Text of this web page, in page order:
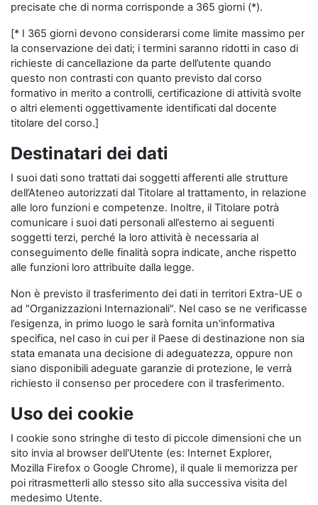
precisate che di norma corrisponde a 365 giorni (*).
[* I 365 giorni devono considerarsi come limite massimo per
la conservazione dei dati; i termini saranno ridotti in caso di
richieste di cancellazione da parte dell’utente quando
questo non contrasti con quanto previsto dal corso
formativo in merito a controlli, certificazione di attività svolte
o altri elementi oggettivamente identificati dal docente
titolare del corso.]
Destinatari dei dati
I suoi dati sono trattati dai soggetti afferenti alle strutture
dell’Ateneo autorizzati dal Titolare al trattamento, in relazione
alle loro funzioni e competenze. Inoltre, il Titolare potrà
comunicare i suoi dati personali all’esterno ai seguenti
soggetti terzi, perché la loro attività è necessaria al
conseguimento delle finalità sopra indicate, anche rispetto
alle funzioni loro attribuite dalla legge.
Non è previsto il trasferimento dei dati in territori Extra-UE o
ad "Organizzazioni Internazionali". Nel caso se ne verificasse
l’esigenza, in primo luogo le sarà fornita un'informativa
specifica, nel caso in cui per il Paese di destinazione non sia
stata emanata una decisione di adeguatezza, oppure non
siano disponibili adeguate garanzie di protezione, le verrà
richiesto il consenso per procedere con il trasferimento.
Uso dei cookie
I cookie sono stringhe di testo di piccole dimensioni che un
sito invia al browser dell'Utente (es: Internet Explorer,
Mozilla Firefox o Google Chrome), il quale li memorizza per
poi ritrasmetterli allo stesso sito alla successiva visita del
medesimo Utente.